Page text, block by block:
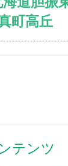
町高丘
テンツ